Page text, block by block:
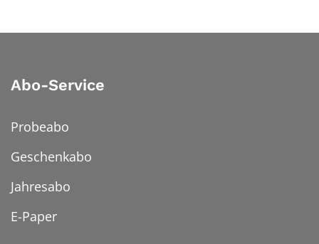
Abo-Service
Probeabo
Geschenkabo
Jahresabo
E-Paper